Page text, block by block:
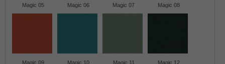
Magic 05 Magic 06 Magic 07 Magic 08
Magic 09 Magic 10 Magic 11 Magic 12